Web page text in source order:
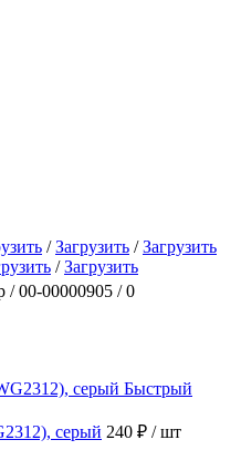
/Загрузить /Загрузить
/Загрузить
/ 00-00000905 / 0
Быстрый
серый 240 ₽ / шт